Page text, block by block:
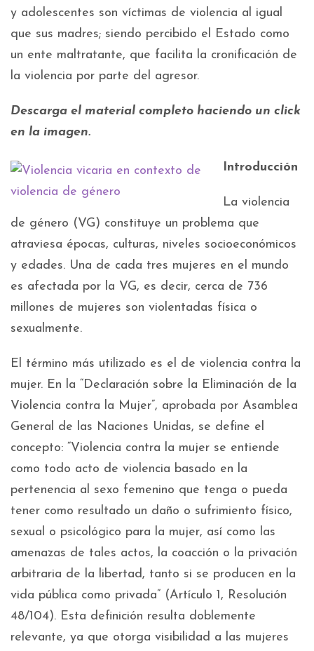
y adolescentes son víctimas de violencia al igual
que sus madres; siendo percibido el Estado como
un ente maltratante, que facilita la cronificación de
la violencia por parte del agresor.
Descarga el material completo haciendo un click
en la imagen.
Introducción
La violencia
de género (VG) constituye un problema que
atraviesa épocas, culturas, niveles socioeconómicos
y edades. Una de cada tres mujeres en el mundo
es afectada por la VG, es decir, cerca de 736
millones de mujeres son violentadas física o
sexualmente.
El término más utilizado es el de violencia contra la
mujer. En la “Declaración sobre la Eliminación de la
Violencia contra la Mujer”, aprobada por Asamblea
General de las Naciones Unidas, se define el
concepto: “Violencia contra la mujer se entiende
como todo acto de violencia basado en la
pertenencia al sexo femenino que tenga o pueda
tener como resultado un daño o sufrimiento físico,
sexual o psicológico para la mujer, así como las
amenazas de tales actos, la coacción o la privación
arbitraria de la libertad, tanto si se producen en la
vida pública como privada” (Artículo 1, Resolución
48/104). Esta definición resulta doblemente
relevante, ya que otorga visibilidad a las mujeres